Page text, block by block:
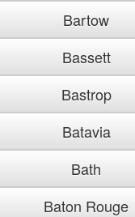
Bartow
Bassett
Bastrop
Batavia
Bath
Baton Rouge